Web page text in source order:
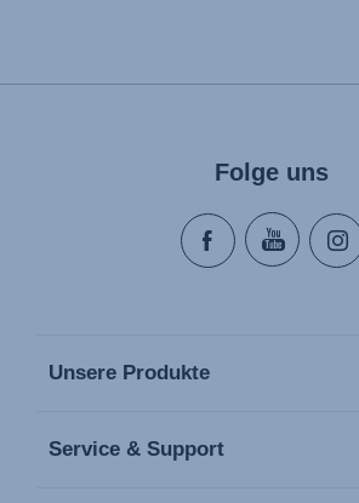
Folge uns
Unsere Produkte
Service & Support